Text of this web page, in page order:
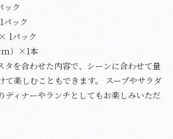
ック
パック
1パック
）×1本
タを合わせた内容で、シーンに合わせて量
て楽しむこともできます。 スープやサラダ
ディナーやランチとしてもお楽しみいただ